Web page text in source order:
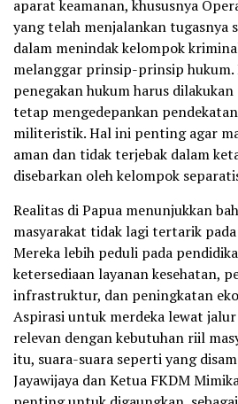
aparat keamanan, khususnya
yang telah menjalankan tugasnya
dalam menindak kelompok
melanggar prinsip-prinsip hukum.
penegakan hukum harus
tetap mengedepankan
militeristik. Hal ini penting agar
aman dan tidak terjebak dalam
disebarkan oleh kelompok
Realitas di Papua menunjukkan
masyarakat tidak lagi tertarik
Mereka lebih peduli pada
ketersediaan layanan kesehatan,
infrastruktur, dan peningkatan
Aspirasi untuk merdeka lewat
relevan dengan kebutuhan riil
itu, suara-suara seperti yang
Jayawijaya dan Ketua FKDM